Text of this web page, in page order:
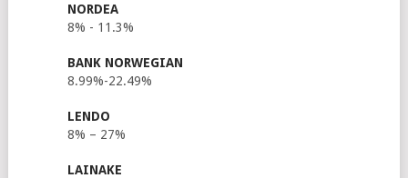
NORDEA
8% - 11.3%
BANK NORWEGIAN
8.99%-22.49%
LENDO
8% – 27%
LAINAKE